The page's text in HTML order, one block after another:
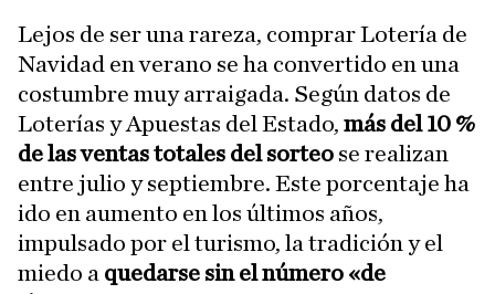
Lejos de ser una rareza, comprar Lotería de
Navidad en verano se ha convertido en una
costumbre muy arraigada. Según datos de
Loterías y Apuestas del Estado, más del 10 %
de las ventas totales del sorteo se realizan
entre julio y septiembre. Este porcentaje ha
ido en aumento en los últimos años,
impulsado por el turismo, la tradición y el
miedo a quedarse sin el número «de